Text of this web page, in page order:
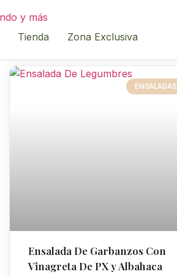
Tienda Zona Exclusiva
ENSALADAS
Ensalada De Garbanzos Con
Vinagreta De PX y Albahaca